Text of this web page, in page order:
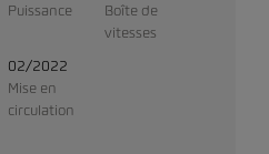
Puissance
Boîte de
vitesses
02/2022
Mise en
circulation